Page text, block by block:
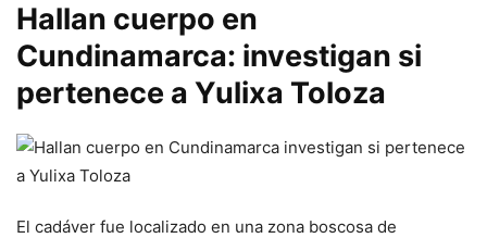
Hallan cuerpo en
Cundinamarca: investigan si
pertenece a Yulixa Toloza
El cadáver fue localizado en una zona boscosa de